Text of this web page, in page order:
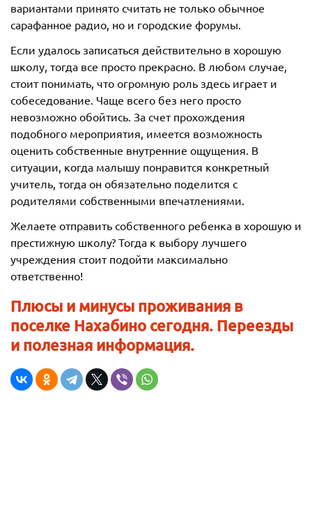
вариантами принято считать не только обычное
сарафанное радио, но и городские форумы.
Если удалось записаться действительно в хорошую
школу, тогда все просто прекрасно. В любом случае,
стоит понимать, что огромную роль здесь играет и
собеседование. Чаще всего без него просто
невозможно обойтись. За счет прохождения
подобного мероприятия, имеется возможность
оценить собственные внутренние ощущения. В
ситуации, когда малышу понравится конкретный
учитель, тогда он обязательно поделится с
родителями собственными впечатлениями.
Желаете отправить собственного ребенка в хорошую и
престижную школу? Тогда к выбору лучшего
учреждения стоит подойти максимально
ответственно!
Плюсы и минусы проживания в
поселке Нахабино сегодня. Переезды
и полезная информация.